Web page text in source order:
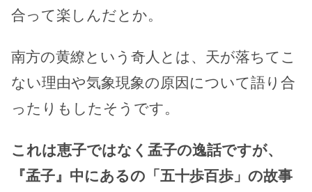
合って楽しんだとか。
南方の黄繚という奇人とは、天が落ちてこ
ない理由や気象現象の原因について語り合
ったりもしたそうです。
これは恵子ではなく孟子の逸話ですが、
『孟子』中にあるの「五十歩百歩」の故事